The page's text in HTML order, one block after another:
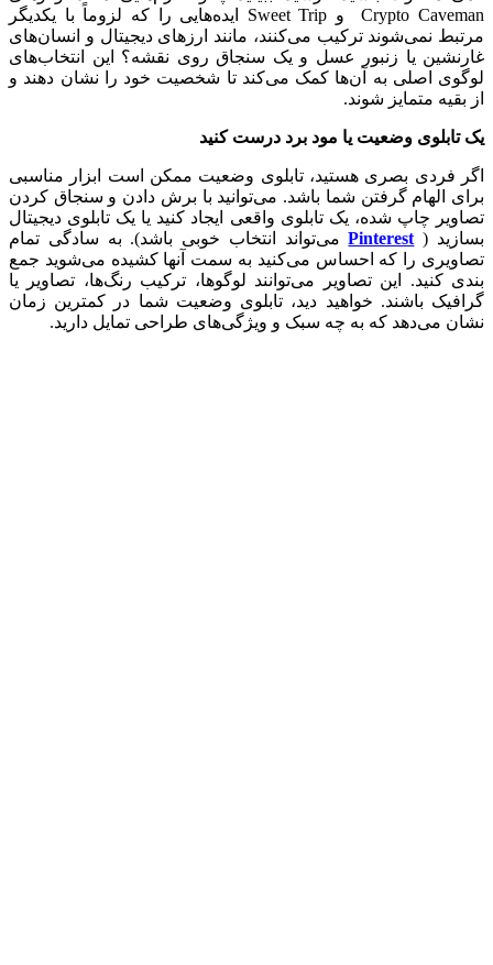
Crypto Caveman و Sweet Trip ایده‌هایی را که لزوماً با یکدیگر
مرتبط نمی‌شوند ترکیب می‌کنند، مانند ارزهای دیجیتال و انسان‌های
غارنشین یا زنبور عسل و یک سنجاق روی نقشه؟ این انتخاب‌های
لوگوی اصلی به آن‌ها کمک می‌کند تا شخصیت خود را نشان دهند و
از بقیه متمایز شوند.
یک تابلوی وضعیت یا مود برد درست کنید
اگر فردی بصری هستید، تابلوی وضعیت ممکن است ابزار مناسبی
برای الهام گرفتن شما باشد. می‌توانید با برش دادن و سنجاق کردن
تصاویر چاپ شده، یک تابلوی واقعی ایجاد کنید یا یک تابلوی دیجیتال
بسازید ( Pinterestمی‌تواند انتخاب خوبی باشد). به سادگی تمام
تصاویری را که احساس می‌کنید به سمت آنها کشیده می‌شوید جمع
بندی کنید. این تصاویر می‌توانند لوگوها، ترکیب رنگ‌ها، تصاویر یا
گرافیک باشند. خواهید دید، تابلوی وضعیت شما در کمترین زمان
نشان می‌دهد که به چه سبک و ویژگی‌های طراحی تمایل دارید.